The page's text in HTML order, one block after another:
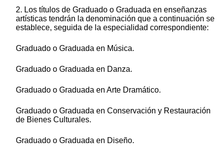
2. Los títulos de Graduado o Graduada en enseñanzas
artísticas tendrán la denominación que a continuación se
establece, seguida de la especialidad correspondiente:
Graduado o Graduada en Música.
Graduado o Graduada en Danza.
Graduado o Graduada en Arte Dramático.
Graduado o Graduada en Conservación y Restauración
de Bienes Culturales.
Graduado o Graduada en Diseño.